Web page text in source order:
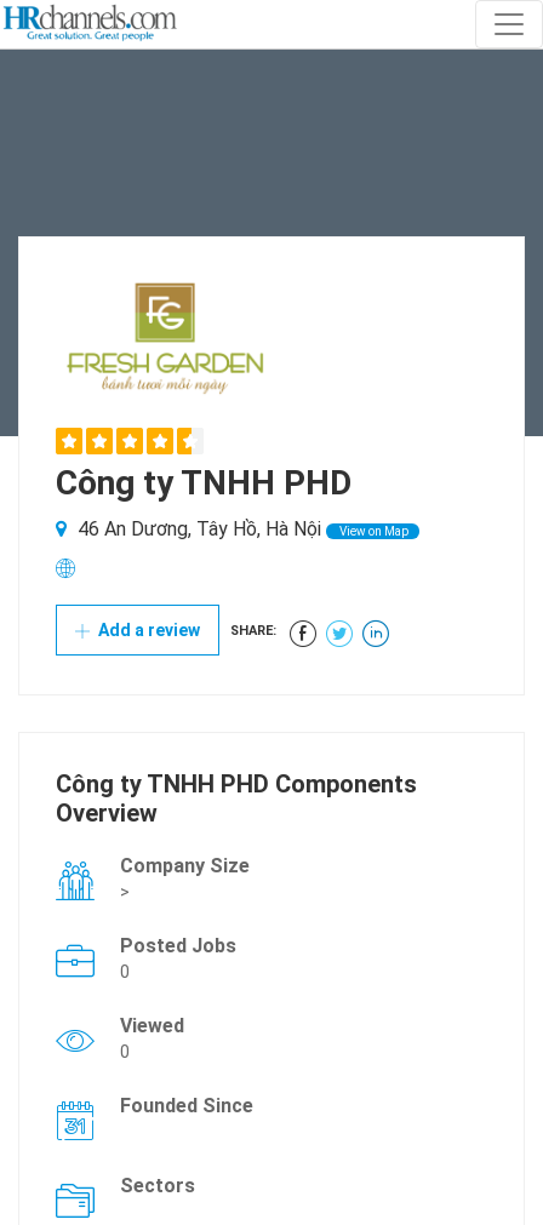
Công ty TNHH PHD
46 An Dương, Tây Hồ, Hà Nội View on Map
Add a review SHARE:
Công ty TNHH PHD Components
Overview
Company Size
>
Posted Jobs
0
Viewed
0
Founded Since
Sectors